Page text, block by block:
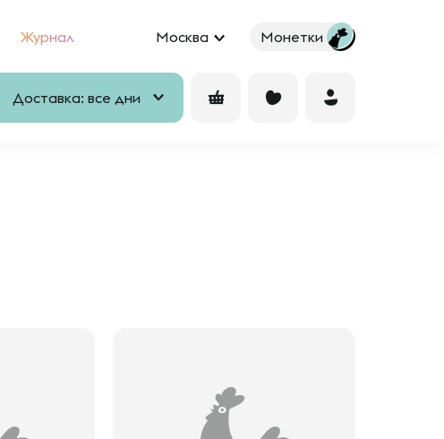
Журнал Москва Монетки
Доставка: все дни